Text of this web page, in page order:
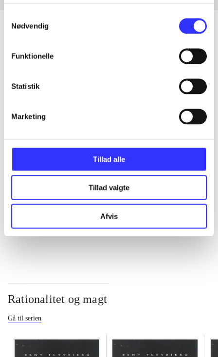
Nødvendig
Funktionelle
Statistik
Marketing
Tillad alle
Tillad valgte
Afvis
Artikler
Rationalitet og magt
Gå til serien